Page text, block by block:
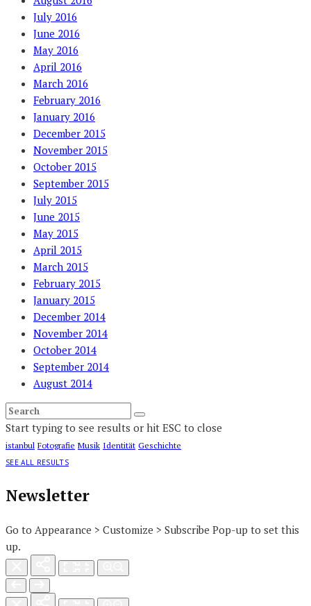
July 2016
June 2016
May 2016
April 2016
March 2016
February 2016
January 2016
December 2015
November 2015
October 2015
September 2015
July 2015
June 2015
May 2015
April 2015
March 2015
February 2015
January 2015
December 2014
November 2014
October 2014
September 2014
August 2014
Start typing to see results or hit ESC to close
istanbul Fotografie Musik Identität Geschichte
SEE ALL RESULTS
Newsletter
Go to Appearance > Customize > Subscribe Pop-up to set this
up.